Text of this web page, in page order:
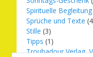
Spirituelle Begleitung
Sprüche und Texte
Stille (3)
Tipps (1)
Troubadour Verlag,